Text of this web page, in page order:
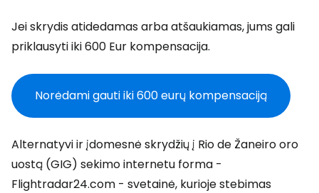
Jei skrydis atidedamas arba atšaukiamas, jums gali
priklausyti iki 600 Eur kompensacija.
Norėdami gauti iki 600 eurų kompensaciją
Alternatyvi ir įdomesnė skrydžių į Rio de Žaneiro oro
uostą (GIG) sekimo internetu forma -
Flightradar24.com - svetainė, kurioje stebimas